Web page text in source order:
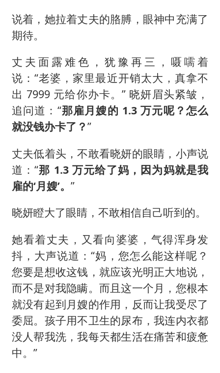
说着，她拉着丈夫的胳膊，眼神中充满了
期待。
丈夫面露难色，犹豫再三，嗫嚅着
说：“老婆，家里最近开销太大，真拿不
出 7999 元给你办卡。” 晓妍眉头紧皱，
追问道：“那雇月嫂的 1.3 万元呢？怎么
就没钱办卡了？”
丈夫低着头，不敢看晓妍的眼睛，小声说
道：“那 1.3 万元给了妈，因为妈就是我
雇的‘月嫂’。 ”
晓妍瞪大了眼睛，不敢相信自己听到的。
她看着丈夫，又看向婆婆，气得浑身发
抖，大声说道：“妈，您怎么能这样呢？
您要是想收这钱，就应该光明正大地说，
而不是对我隐瞒。而且这一个月，您根本
就没有起到月嫂的作用，反而让我受尽了
委屈。孩子用不卫生的尿布，我连内衣都
没人帮我洗，我每天都生活在痛苦和疲惫
中。”